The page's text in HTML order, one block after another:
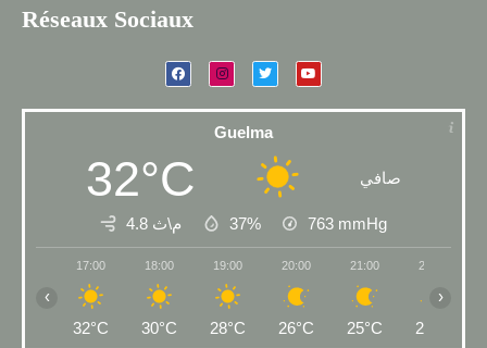
Réseaux Sociaux
Guelma
32°C صافي
4.8 م\ث 37% 763 mmHg
17:00
32°C
18:00
30°C
19:00
28°C
20:00
26°C
21:00
25°C
22:00
24°C
‹ ›